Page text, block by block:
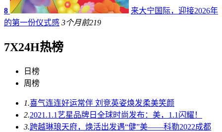
8
来大宁国际，迎接2026年
的第一份仪式感 3个月前219
7X24H热榜
日榜
周榜
1.喜气连连好运常伴 刘竞英姿焕发柔美笑颜
2.2021.1.1艺星品牌日全球时尚发布：美，1.1闪耀！
3.跨越琳琅天府，焕活出发遇“健”美——科勒2022成都